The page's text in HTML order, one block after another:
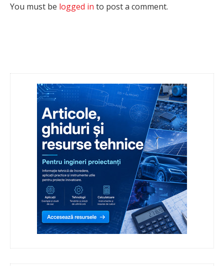
You must be logged in to post a comment.